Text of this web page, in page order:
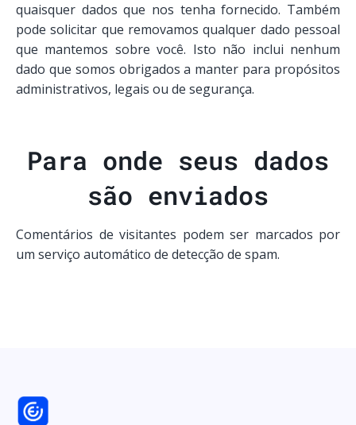
quaisquer dados que nos tenha fornecido. Também
pode solicitar que removamos qualquer dado pessoal
que mantemos sobre você. Isto não inclui nenhum
dado que somos obrigados a manter para propósitos
administrativos, legais ou de segurança.
Para onde seus dados
são enviados
Comentários de visitantes podem ser marcados por
um serviço automático de detecção de spam.